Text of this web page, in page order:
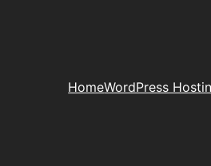
HomeWordPress